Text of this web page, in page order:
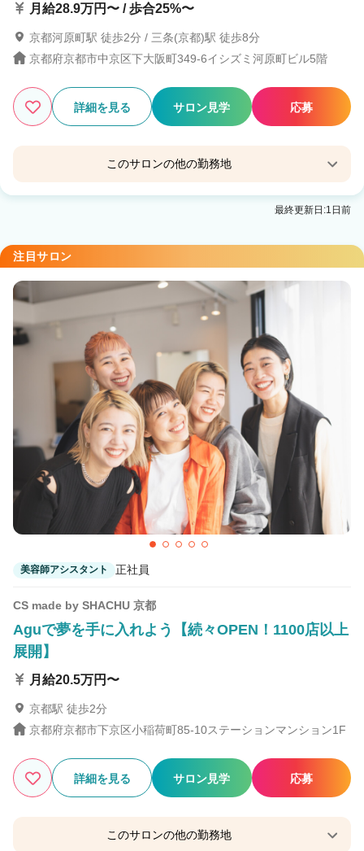
月給28.9万円〜 / 歩合25%〜
京都河原町駅 徒歩2分 / 三条(京都)駅 徒歩8分
京都府京都市中京区下大阪町349-6イシズミ河原町ビル5階
詳細を見る サロン見学 応募
このサロンの他の勤務地
【完全個室サロン】tocca hair&treatment河原町
京都河原町駅 徒歩1分
最終更新日:1日前
注目サロン
美容師アシスタント 正社員
CS made by SHACHU 京都
Aguで夢を手に入れよう【続々OPEN！1100店以上
展開】
月給20.5万円〜
京都駅 徒歩2分
京都府京都市下京区小稲荷町85-10ステーションマンション1F
詳細を見る サロン見学 応募
このサロンの他の勤務地